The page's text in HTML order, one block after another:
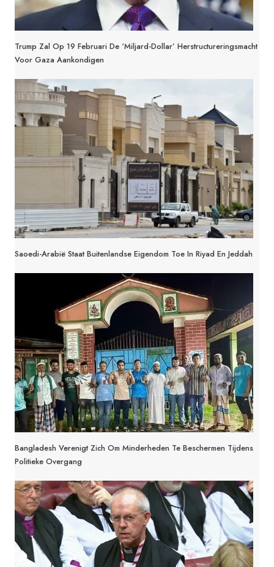
Trump Zal Op 19 Februari De ‘miljard-Dollar’ Herstructureringsmacht
Voor Gaza Aankondigen
Saoedi-Arabië Staat Buitenlandse Eigendom Toe In Riyad En Jeddah
Bangladesh Verenigt Zich Om Minderheden Te Beschermen Tijdens
Politieke Overgang